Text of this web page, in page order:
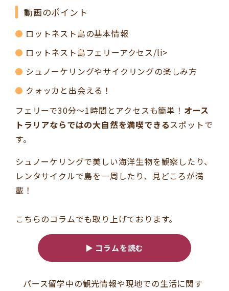
動画のポイント
ロットネスト島の基本情報
ロットネスト島フェリーアクセス/li>
シュノーケリングやサイクリングの楽しみ方
クォッカと出会える！
フェリーで30分～1時間とアクセスも簡単！ オース
トラリアならではの大自然を満喫できるスポットで
す。
シュノーケリングで美しい海洋生物を観察したり、
レンタサイクルで島を一周したり、見どころが満
載！
こちらのコラムでも取り上げております。
▶ コラムを読む
パース留学中の観光情報や現地での生活に関す